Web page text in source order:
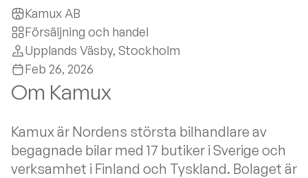
Kamux AB
Försäljning och handel
Upplands Väsby, Stockholm
Feb 26, 2026
Om Kamux
Kamux är Nordens största bilhandlare av
begagnade bilar med 17 butiker i Sverige och
verksamhet i Finland och Tyskland. Bolaget är